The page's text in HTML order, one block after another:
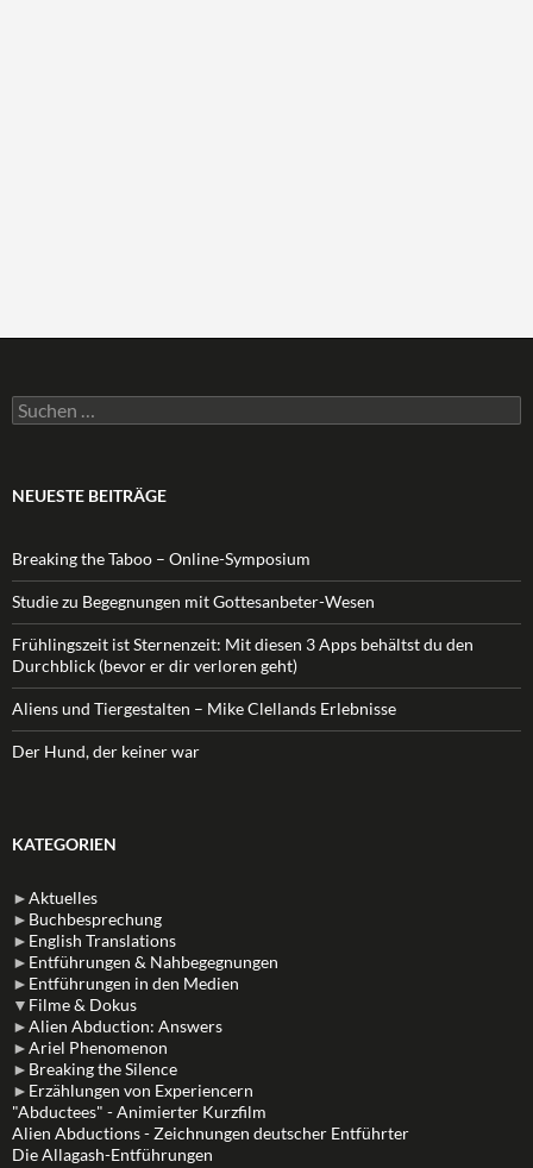
Suchen
nach:
NEUESTE BEITRÄGE
Breaking the Taboo – Online-Symposium
Studie zu Begegnungen mit Gottesanbeter-Wesen
Frühlingszeit ist Sternenzeit: Mit diesen 3 Apps behältst du den
Durchblick (bevor er dir verloren geht)
Aliens und Tiergestalten – Mike Clellands Erlebnisse
Der Hund, der keiner war
KATEGORIEN
►Aktuelles
► Buchbesprechung
► English Translations
► Entführungen & Nahbegegnungen
► Entführungen in den Medien
▼ Filme & Dokus
►Alien Abduction: Answers
►Ariel Phenomenon
► Breaking the Silence
► Erzählungen von Experiencern
"Abductees" - Animierter Kurzfilm
Alien Abductions - Zeichnungen deutscher Entführter
Die Allagash-Entführungen